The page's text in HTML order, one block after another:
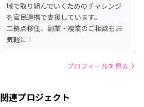
域で取り組んでいくためのチャレンジ
を官民連携で支援しています。
二拠点移住、副業・複業のご相談もお
気軽に！
プロフィールを見る
関連プロジェクト